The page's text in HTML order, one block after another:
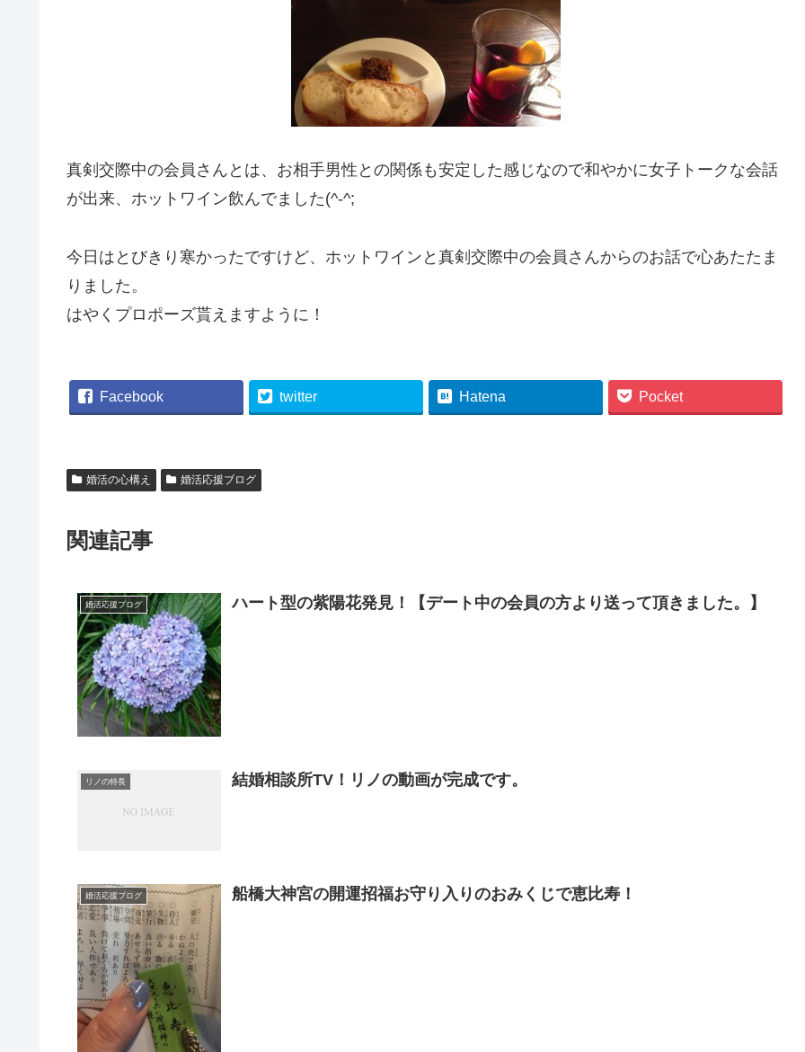
真剣交際中の会員さんとは、お相手男性との関係も安定した感じなので和やかに女子トークな会話
が出来、ホットワイン飲んでました(^-^;
今日はとびきり寒かったですけど、ホットワインと真剣交際中の会員さんからのお話で心あたたま
りました。
はやくプロポーズ貰えますように！
Facebook twitter Hatena Pocket
婚活の心構え 婚活応援ブログ
関連記事
婚活応援ブログ ハート型の紫陽花発見！【デート中の会員の方より送って頂きました。】
リノの特長 結婚相談所TV！リノの動画が完成です。
婚活応援ブログ 船橋大神宮の開運招福お守り入りのおみくじで恵比寿！